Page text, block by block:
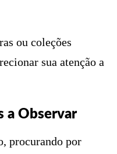
ou coleções
sua atenção a
a Observar
procurando por